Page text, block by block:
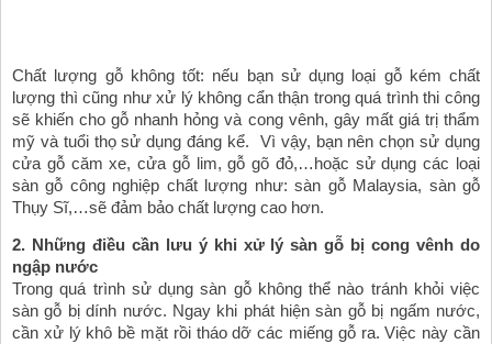
Chất lượng gỗ không tốt: nếu bạn sử dụng loại gỗ kém chất
lượng thì cũng như xử lý không cẩn thận trong quá trình thi công
sẽ khiến cho gỗ nhanh hỏng và cong vênh, gây mất giá trị thẩm
mỹ và tuổi thọ sử dụng đáng kể.  Vì vậy, bạn nên chọn sử dụng
cửa gỗ căm xe, cửa gỗ lim, gỗ gõ đỏ,…hoặc sử dụng các loại
sàn gỗ công nghiệp chất lượng như: sàn gỗ Malaysia, sàn gỗ
Thụy Sĩ,…sẽ đảm bảo chất lượng cao hơn.
2. Những điều cần lưu ý khi xử lý sàn gỗ bị cong vênh do
ngập nước
Trong quá trình sử dụng sàn gỗ không thể nào tránh khỏi việc
sàn gỗ bị dính nước. Ngay khi phát hiện sàn gỗ bị ngấm nước,
cần xử lý khô bề mặt rồi tháo dỡ các miếng gỗ ra. Việc này cần